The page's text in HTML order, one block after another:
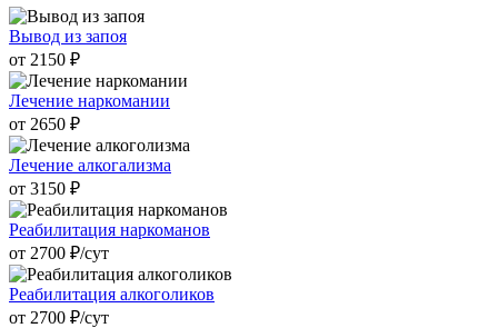
Вывод из запоя
от 2150 ₽
Лечение наркомании
от 2650 ₽
Лечение алкогализма
от 3150 ₽
Реабилитация наркоманов
от 2700 ₽/cут
Реабилитация алкоголиков
от 2700 ₽/cут